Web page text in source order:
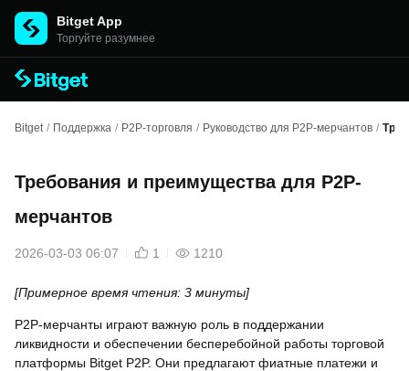
Bitget App
Торгуйте разумнее
Bitget / Поддержка / P2P-торговля / Руководство для P2P-мерчантов /
Требования и преимущества для P2P-
мерчантов
2026-03-03 06:07 1 1210
[Примерное время чтения: 3 минуты]
P2P-мерчанты играют важную роль в поддержании
ликвидности и обеспечении бесперебойной работы торговой
платформы Bitget P2P. Они предлагают фиатные платежи и